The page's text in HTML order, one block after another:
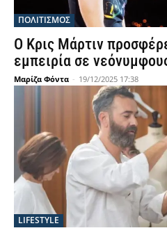
ΠΟΛΙΤΙΣΜΟΣ
Ο Κρις Μάρτιν
εμπειρία σε
Μαρίζα Φόντα - 19/12/2025 17:38
LIFESTYLE